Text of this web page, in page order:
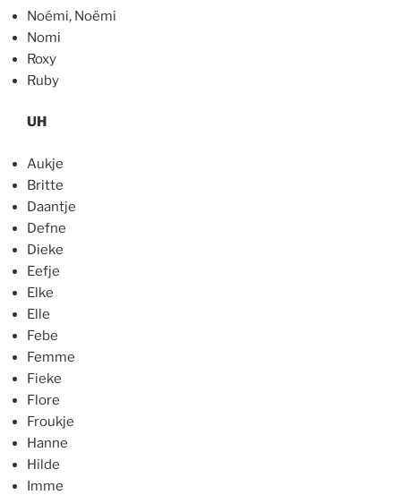
Noémi, Noëmi
Nomi
Roxy
Ruby
UH
Aukje
Britte
Daantje
Defne
Dieke
Eefje
Elke
Elle
Febe
Femme
Fieke
Flore
Froukje
Hanne
Hilde
Imme